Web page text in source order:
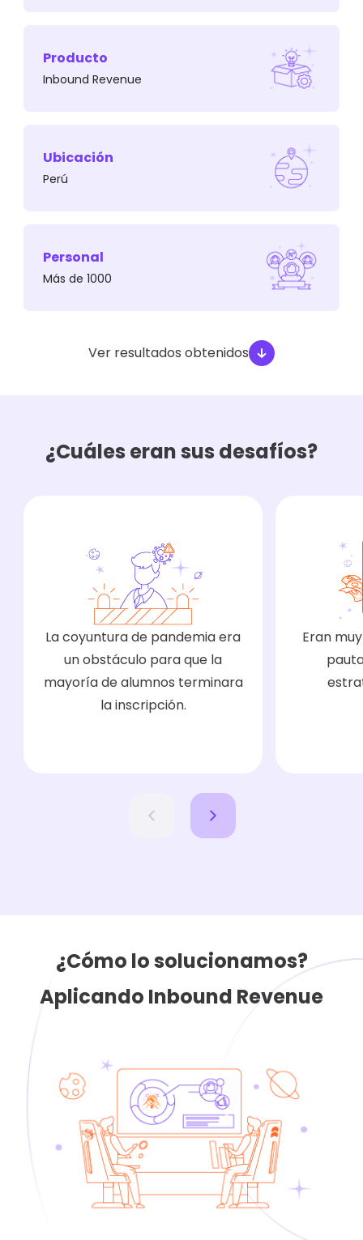
Queríamos demostrar que la pauta digital no
era una alternativa rentable a largo plazo, y
propios.
Producto
Inbound Revenue
Ubicación
Perú
Personal
Más de 1000
Ver resultados obtenidos
¿Cuáles eran sus desafíos?
La coyuntura de pandemia era
un obstáculo para que la
mayoría de alumnos terminara
la inscripción.
Eran
¿Cómo lo solucionamos?
Aplicando Inbound Revenue